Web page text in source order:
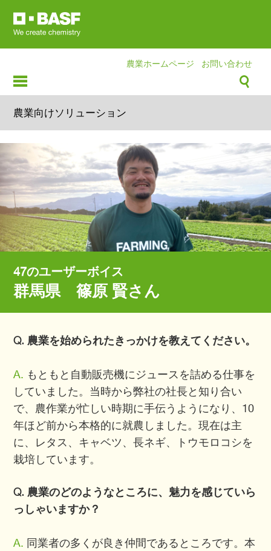
農業ホームページ お問い合わせ
農業向けソリューション
47のユーザーボイス
群馬県 篠原 賢さん
Q. 農業を始められたきっかけを教えてください。
A. もともと自動販売機にジュースを詰める仕事を
していました。当時から弊社の社長と知り合い
で、農作業が忙しい時期に手伝うようになり、10
年ほど前から本格的に就農しました。現在は主
に、レタス、キャベツ、長ネギ、トウモロコシを
栽培しています。
Q. 農業のどのようなところに、魅力を感じていら
っしゃいますか？
A. 同業者の多くが良き仲間であるところです。本